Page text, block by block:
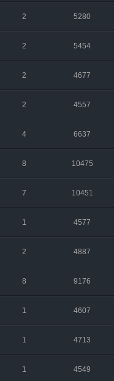
2 5280
2 5454
2 4677
2 4557
4 6637
8 10475
7 10451
1 4577
2 4887
8 9176
1 4607
1 4713
1 4549